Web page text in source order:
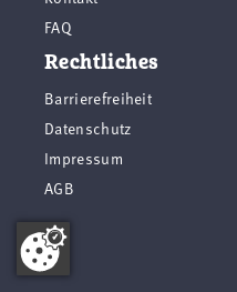
FAQ
Rechtliches
Barrierefreiheit
Datenschutz
Impressum
AGB